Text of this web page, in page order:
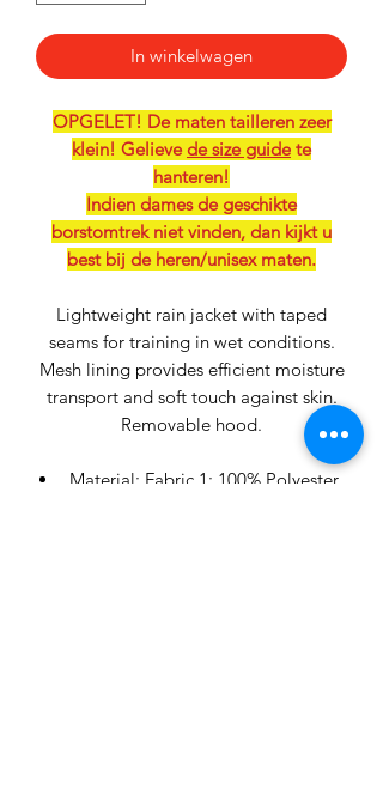
In winkelwagen
OPGELET! De maten tailleren zeer
klein! Gelievede size guide te
hanteren!
Indien dames de geschikte
borstomtrek niet vinden, dan kijkt u
best bij de heren/unisex maten.
Lightweight rain jacket with taped
seams for training in wet conditions.
Mesh lining provides efficient moisture
transport and soft touch against skin.
Removable hood.
Material: Fabric 1: 100% Polyester